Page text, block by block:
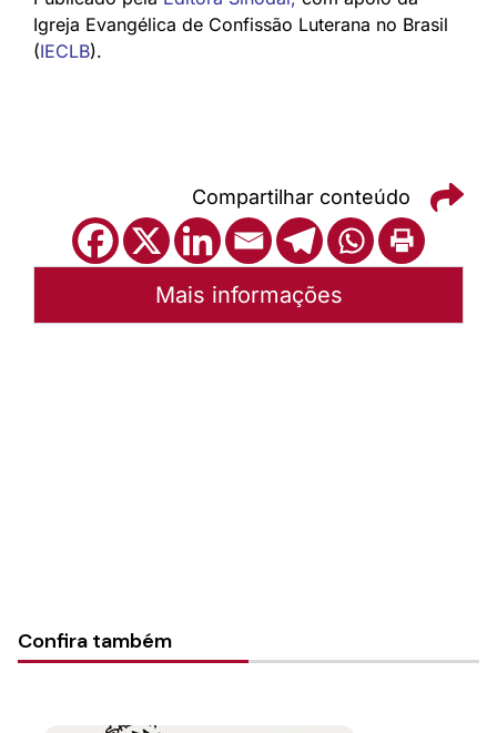
Igreja Evangélica de Confissão Luterana no Brasil
(IECLB).
Compartilhar conteúdo
Mais informações
Confira também